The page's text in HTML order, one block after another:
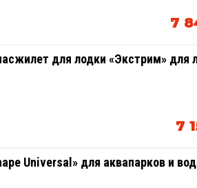
7
7
Universal» для аквапарков и